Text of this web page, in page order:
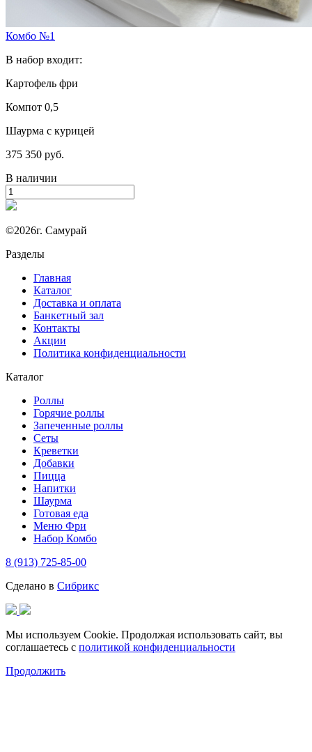
Комбо №1
В набор входит:
Картофель фри
Компот 0,5
Шаурма с курицей
375 350 руб.
В наличии
©2026г. Самурай
Разделы
Главная
Каталог
Доставка и оплата
Банкетный зал
Контакты
Акции
Политика конфиденциальности
Каталог
Роллы
Горячие роллы
Запеченные роллы
Сеты
Креветки
Добавки
Пицца
Напитки
Шаурма
Готовая еда
Меню Фри
Набор Комбо
8 (913) 725-85-00
Сделано в Сибрикс
Мы используем Cookie. Продолжая использовать сайт, вы
соглашаетесь с политикой конфиденциальности
Продолжить